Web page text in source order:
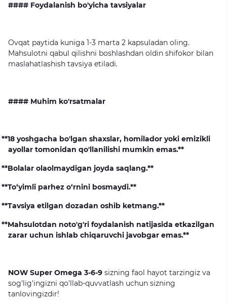
#### Foydalanish bo'yicha tavsiyalar
Ovqat paytida kuniga 1-3 marta 2 kapsuladan oling.
Mahsulotni qabul qilishni boshlashdan oldin shifokor bilan
maslahatlashish tavsiya etiladi.
#### Muhim ko'rsatmalar
**18 yoshgacha bo'lgan shaxslar, homilador yoki emizikli
ayollar tomonidan qo'llanilishi mumkin emas.**
**Bolalar olaolmaydigan joyda saqlang.**
**To‘yimli parhez o‘rnini bosmaydi.**
**Tavsiya etilgan dozadan oshib ketmang.**
**Mahsulotdan noto'g'ri foydalanish natijasida etkazilgan
zarar uchun ishlab chiqaruvchi javobgar emas.**
NOW Super Omega 3-6-9 sizning faol hayot tarzingiz va
sog'lig'ingizni qo'llab-quvvatlash uchun sizning
tanlovingizdir!